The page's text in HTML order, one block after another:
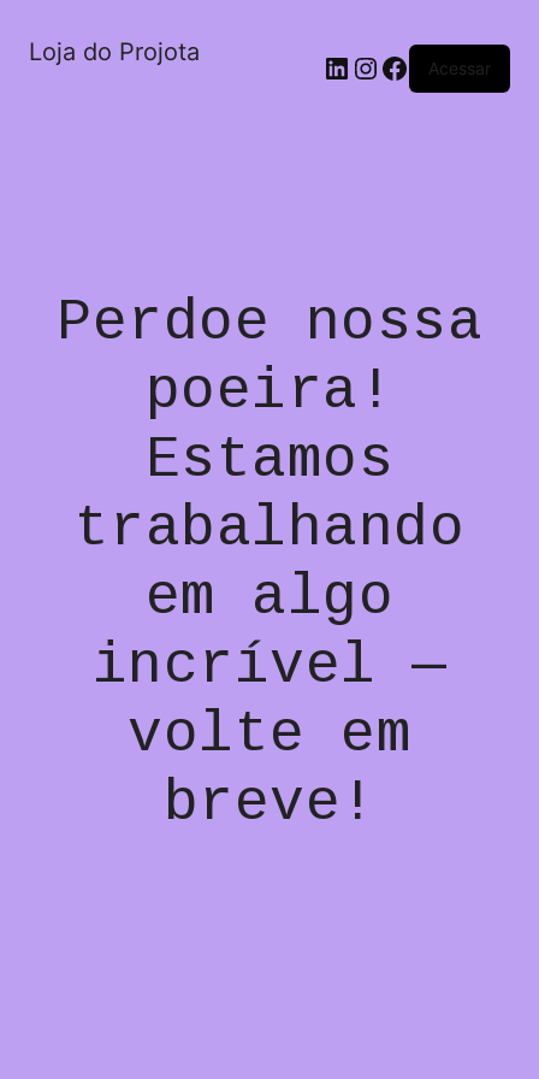
Loja do Projota LinkedIn
Instagram
Facebook
Acessar
Perdoe nossa
poeira!
Estamos
trabalhando
em algo
incrível —
volte em
breve!